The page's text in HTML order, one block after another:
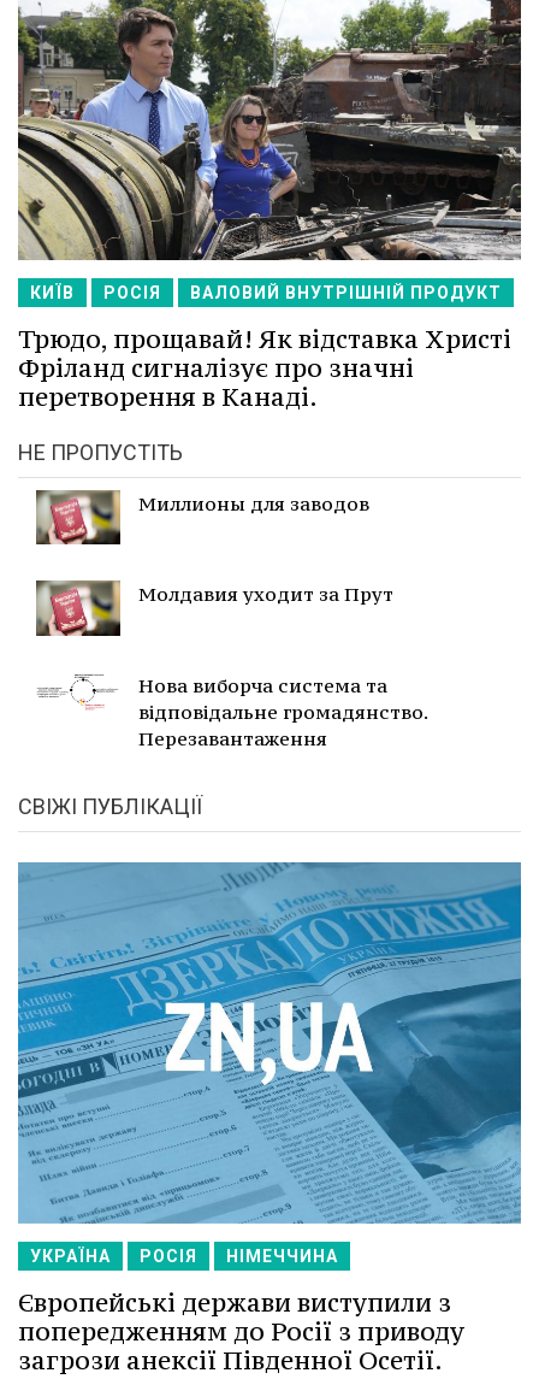
КИЇВ РОСІЯ ВАЛОВИЙ ВНУТРІШНІЙ ПРОДУКТ
Трюдо, прощавай! Як відставка Христі
Фріланд сигналізує про значні
перетворення в Канаді.
НЕ ПРОПУСТІТЬ
Миллионы для заводов
Молдавия уходит за Прут
Нова виборча система та
відповідальне громадянство.
Перезавантаження
СВІЖІ ПУБЛІКАЦІЇ
УКРАЇНА РОСІЯ НІМЕЧЧИНА
Європейські держави виступили з
попередженням до Росії з приводу
загрози анексії Південної Осетії.